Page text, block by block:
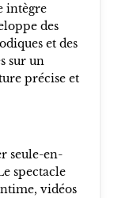
intègre
des
et des
sur un
précise et
seule-en-
spectacle
vidéos